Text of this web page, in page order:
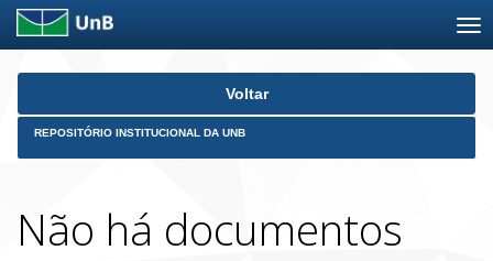
Skip
Voltar
REPOSITÓRIO INSTITUCIONAL DA UNB
Não há documentos